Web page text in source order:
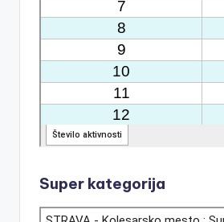
Super kategorija